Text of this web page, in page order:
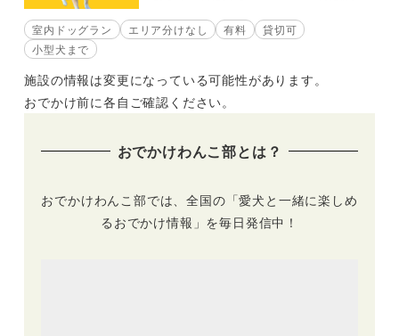
室内ドッグラン エリア分けなし 有料
貸切可
小型犬まで
施設の情報は変更になっている可能性があります。
おでかけ前に各自ご確認ください。
おでかけわんこ部とは？
おでかけわんこ部では、全国の「愛犬と一緒に楽しめ
るおでかけ情報」を毎日発信中！